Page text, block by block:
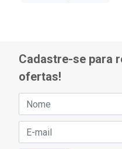
Cadastre-se para
ofertas!